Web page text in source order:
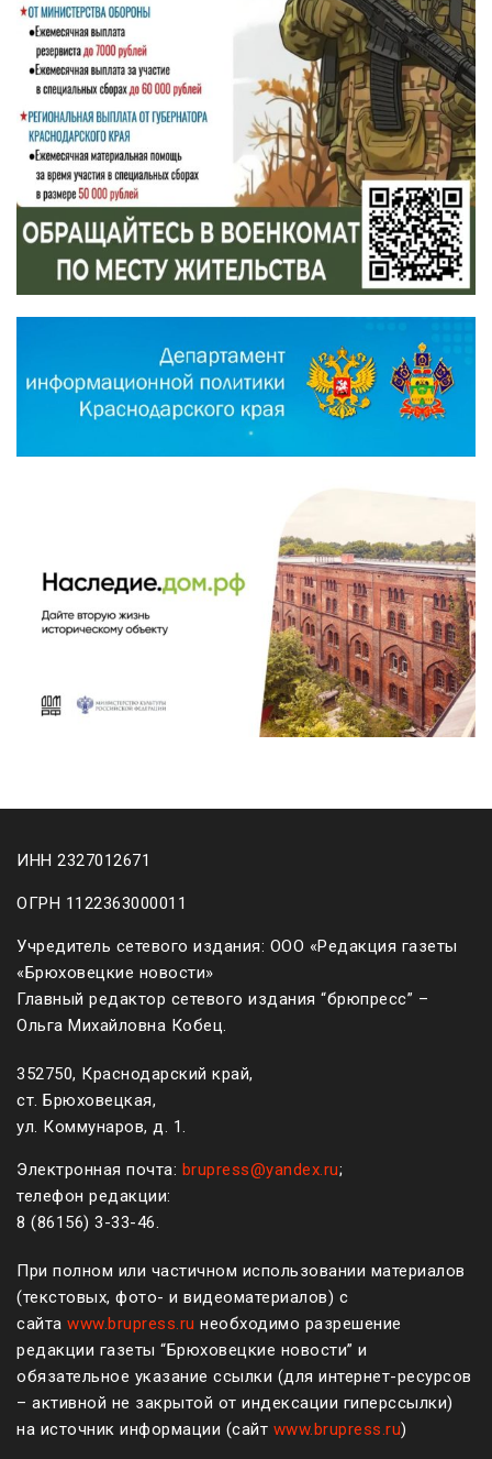
ИНН 2327012671
ОГРН 1122363000011
Учредитель сетевого издания: ООО «Редакция газеты
«Брюховецкие новости»
Главный редактор сетевого издания “брюпресс” –
Ольга Михайловна Кобец.
352750, Краснодарский край,
ст. Брюховецкая,
ул. Коммунаров, д. 1.
Электронная почта: brupress@yandex.ru;
телефон редакции:
8 (861 56) 3-33-46.
При полном или частичном использовании материалов
(текстовых, фото- и видеоматериалов) с
сайта www.brupress.ru необходимо разрешение
редакции газеты “Брюховецкие новости” и
обязательное указание ссылки (для интернет-ресурсов
– активной не закрытой от индексации гиперссылки)
на источник информации (сайт www.brupress.ru)